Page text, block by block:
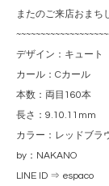
またのご来店おまち
デザイン：キュート
カール：Cカール
本数：両目160本
長さ：9.10.11mm
カラー：レッドブラ
by：NAKANO
LINE ID ⇒ espaco